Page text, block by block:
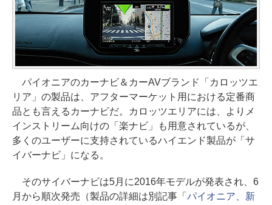
パイオニアのカーナビ＆カーAVブランド「カロッツエ
リア」の製品は、アフターマーケット用における定番商
品とも言えるカーナビだ。カロッツエリアには、よりメ
インストリーム向けの「楽ナビ」も用意されているが、
多くのユーザーに支持されているハイエンド製品が「サ
イバーナビ」になる。
そのサイバーナビは5月に2016年モデルが発表され、6
月から順次発売（製品の詳細は別記事「 パイオニア、新